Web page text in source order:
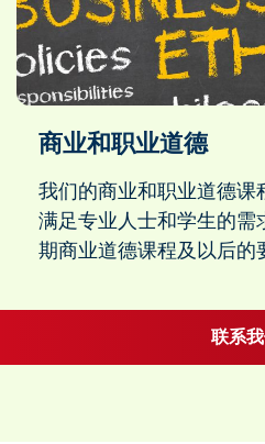
商业和职业道德
我们的商业和职业道德课
满足专业人士和学生的需
期商业道德课程及以后的
联系